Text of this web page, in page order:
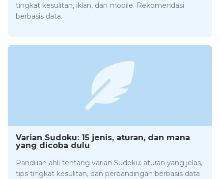
tingkat kesulitan, iklan, dan mobile. Rekomendasi
berbasis data.
Varian Sudoku: 15 jenis, aturan, dan mana
yang dicoba dulu
Panduan ahli tentang varian Sudoku: aturan yang jelas,
tips tingkat kesulitan, dan perbandingan berbasis data